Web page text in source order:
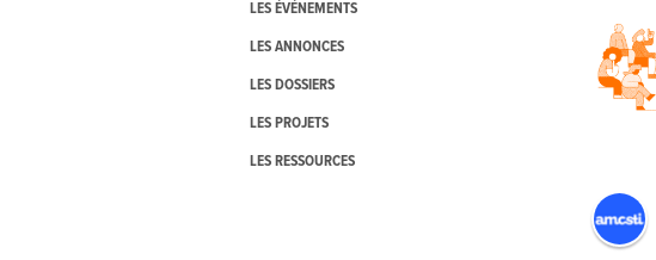
LES ÉVÉNEMENTS
LES ANNONCES
LES DOSSIERS
LES PROJETS
LES RESSOURCES